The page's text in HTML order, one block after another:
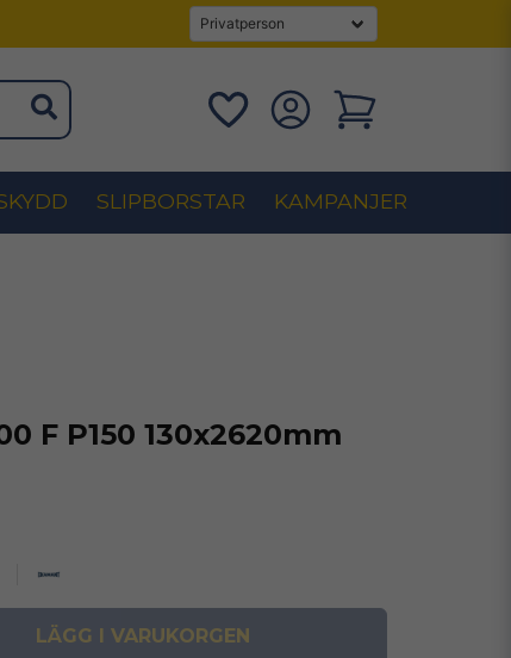
SLIPBORSTAR KAMPANJER
F P150 130x2620mm
LÄGG I VARUKORGEN